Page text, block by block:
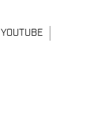
YOUTUBE